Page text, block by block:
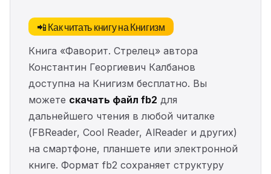
📲 Как читать книгу на Книгизм
Книга «Фаворит. Стрелец» автора
Константин Георгиевич Калбанов
доступна на Книгизм бесплатно. Вы
можете скачать файл fb2 для
дальнейшего чтения в любой читалке
(FBReader, Cool Reader, AlReader и других)
на смартфоне, планшете или электронной
книге. Формат fb2 сохраняет структуру